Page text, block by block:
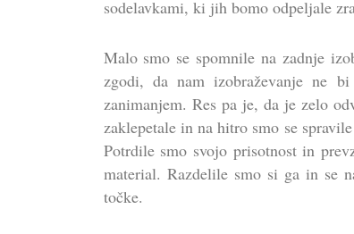
sodelavkami, ki jih bomo odpeljale
Malo smo se spomnile na zadnje
zgodi, da nam izobraževanje ne
zanimanjem. Res pa je, da je zelo
zaklepetale in na hitro smo se
Potrdile smo svojo prisotnost in
material. Razdelile smo si ga in se
točke.